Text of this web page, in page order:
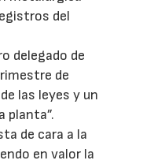
del
delegado de
de
las leyes y un
planta”.
de cara a la
en valor la